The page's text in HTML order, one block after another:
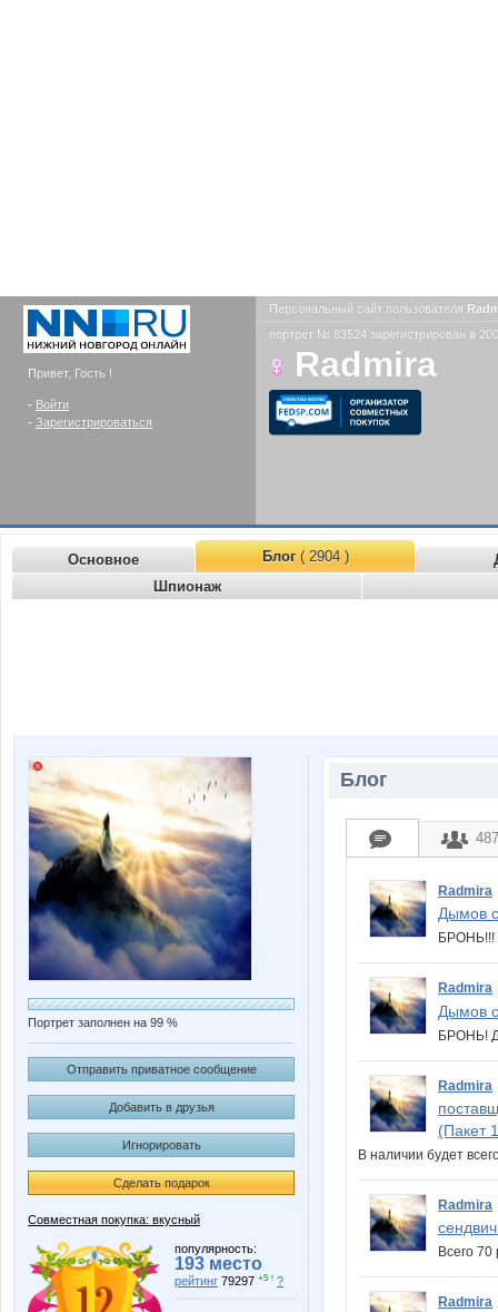
Привет, Гость !
- Войти
- Зарегистрироваться
Персональный сайт пользователя
портрет № 83524 зарегистрирован в
Radmira
Основное Блог( 2904 )
Шпионаж
Портрет заполнен на 99 %
Отправить приватное сообщение
Добавить в друзья
Игнорировать
Сделать подарок
Совместная покупка: вкусный
популярность:
193 место
рейтинг 79297 +5 ↑ ?
Блог
Radmira
Дымов
Radmira
Дымов
БРОНЬ!
Radmira
(Пакет
В наличии будет
Radmira
Всего
Radmira